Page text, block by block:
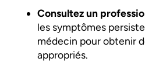
Consultez un
les symptômes
médecin pour obtenir
appropriés.